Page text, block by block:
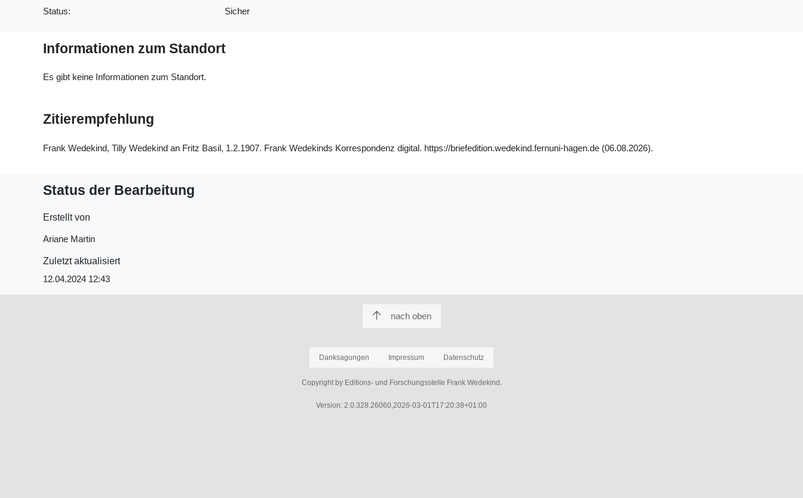
Status:
Sicher
Informationen zum Standort
Es gibt keine Informationen zum Standort.
Zitierempfehlung
Frank Wedekind, Tilly Wedekind an Fritz Basil, 1.2.1907. Frank Wedekinds Korrespondenz digital. https://briefedition.wedekind.fernuni-hagen.de (06.08.2026).
Status der Bearbeitung
Erstellt von
Ariane Martin
Zuletzt aktualisiert
12.04.2024 12:43
nach oben
Danksagungen Impressum Datenschutz
Copyright by Editions- und Forschungsstelle Frank Wedekind.
Version: 2.0.328.26060,2026-03-01T17:20:38+01:00